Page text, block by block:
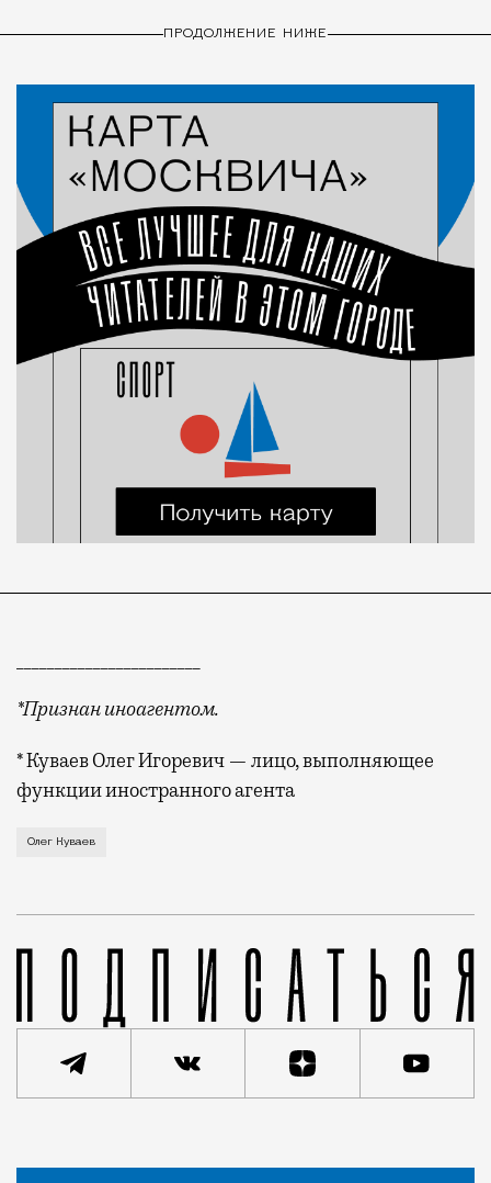
ПРОДОЛЖЕНИЕ НИЖЕ
*Признан иноагентом.
* Куваев Олег Игоревич — лицо, выполняющее
функции иностранного агента
Олег Куваев
Статья
Николай Спиридонов